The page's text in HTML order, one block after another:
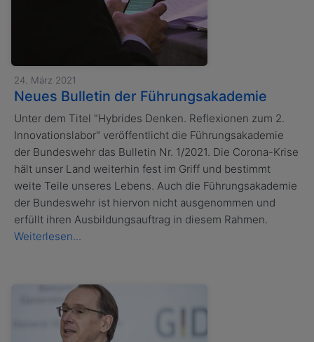
24. März 2021
Neues Bulletin der Führungsakademie
Unter dem Titel "Hybrides Denken. Reflexionen zum 2.
Innovationslabor" veröffentlicht die Führungsakademie
der Bundeswehr das Bulletin Nr. 1/2021. Die Corona-Krise
hält unser Land weiterhin fest im Griff und bestimmt
weite Teile unseres Lebens. Auch die Führungsakademie
der Bundeswehr ist hiervon nicht ausgenommen und
erfüllt ihren Ausbildungsauftrag in diesem Rahmen.
Weiterlesen...